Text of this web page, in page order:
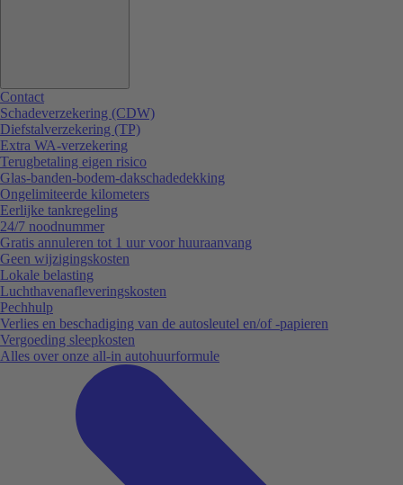
Contact
Schadeverzekering (CDW)
Diefstalverzekering (TP)
Extra WA-verzekering
Terugbetaling eigen risico
Glas-banden-bodem-dakschadedekking
Ongelimiteerde kilometers
Eerlijke tankregeling
24/7 noodnummer
Gratis annuleren tot 1 uur voor huuraanvang
Geen wijzigingskosten
Lokale belasting
Luchthavenafleveringskosten
Pechhulp
Verlies en beschadiging van de autosleutel en/of -papieren
Vergoeding sleepkosten
Alles over onze all-in autohuurformule